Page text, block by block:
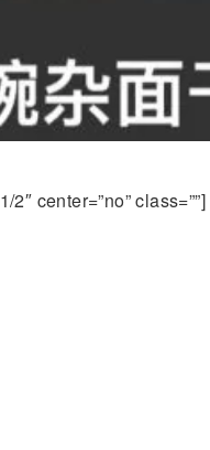
center=”no” class=””]